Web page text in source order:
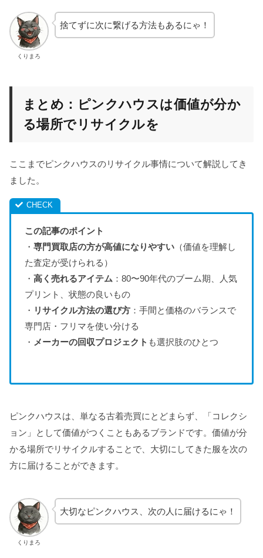
くりまろ
捨てずに次に繋げる方法もあるにゃ！
まとめ：ピンクハウスは価値が分か
る場所でリサイクルを
ここまでピンクハウスのリサイクル事情について解説してき
ました。
この記事のポイント
・ 専門買取店の方が高値になりやすい（価値を理解し
た査定が受けられる）
・ 高く売れるアイテム ：80〜90年代のブーム期、人気
プリント、状態の良いもの
・ リサイクル方法の選び方：手間と価格のバランスで
専門店・フリマを使い分ける
・ メーカーの回収プロジェクト も選択肢のひとつ
ピンクハウスは、単なる古着売買にとどまらず、「コレクシ
ョン」として価値がつくこともあるブランドです。価値が分
かる場所でリサイクルすることで、大切にしてきた服を次の
方に届けることができます。
くりまろ
大切なピンクハウス、次の人に届けるにゃ！